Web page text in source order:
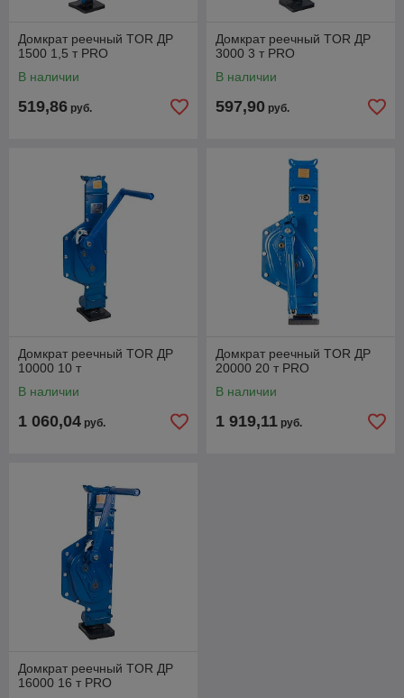
Домкрат реечный TOR ДР
1500 1,5 т PRO
В наличии
519,86 руб.
Домкрат реечный TOR ДР
3000 3 т PRO
В наличии
597,90 руб.
Домкрат реечный TOR ДР
10000 10 т
В наличии
1 060,04 руб.
Домкрат реечный TOR ДР
20000 20 т PRO
В наличии
1 919,11 руб.
Домкрат реечный TOR ДР
16000 16 т PRO